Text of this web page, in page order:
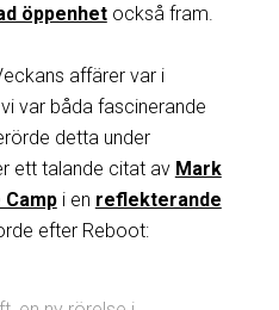
öppenhetockså fram.
affärer var i
var båda fascinerande
detta under
ett talande citat av Mark
Campi en reflekterande
efter Reboot: